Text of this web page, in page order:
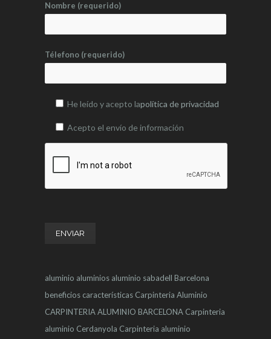
Nombre (requerido)
Télefono (requerido)
He leído y acepto lapolítica de privacidad
Acepto el envío de información
aluminio aluminios aluminio sabadell Barcelona
beneficios características Carpinteria Aluminio
CARPINTERIA ALUMINIO BARCELONA Carpinteria
aluminio Cerdanyola Carpinteria aluminio